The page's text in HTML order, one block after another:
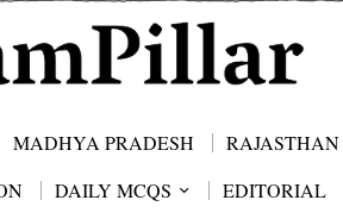
MADHYA PRADESH RAJASTHAN
DAILY MCQS EDITORIAL